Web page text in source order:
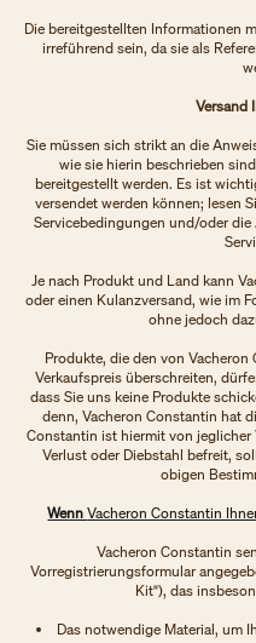
Die bereitgestellten Informationen
irreführend sein, da sie als
Versand
Sie müssen sich strikt an die
wie sie hierin beschrieben
bereitgestellt werden. Es ist
versendet werden können; lesen
Servicebedingungen und/oder
Je nach Produkt und Land kann
oder einen Kulanzversand, wie im
ohne jedoch
Produkte, die den von
Verkaufspreis überschreiten,
dass Sie uns keine Produkte
denn, Vacheron Constantin hat
Constantin ist hiermit von
Verlust oder Diebstahl befreit,
obigen
WennVacheron Constantin
Vacheron Constantin
Vorregistrierungsformular
Kit"), das
Das notwendige Material, um